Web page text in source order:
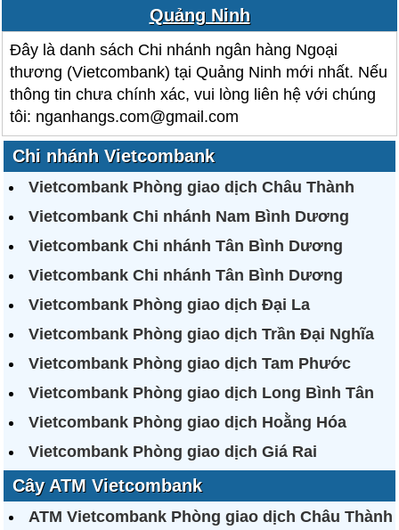
Quảng Ninh
Đây là danh sách Chi nhánh ngân hàng Ngoại
thương (Vietcombank) tại Quảng Ninh mới nhất. Nếu
thông tin chưa chính xác, vui lòng liên hệ với chúng
tôi: nganhangs.com@gmail.com
Chi nhánh Vietcombank
Vietcombank Phòng giao dịch Châu Thành
Vietcombank Chi nhánh Nam Bình Dương
Vietcombank Chi nhánh Tân Bình Dương
Vietcombank Chi nhánh Tân Bình Dương
Vietcombank Phòng giao dịch Đại La
Vietcombank Phòng giao dịch Trần Đại Nghĩa
Vietcombank Phòng giao dịch Tam Phước
Vietcombank Phòng giao dịch Long Bình Tân
Vietcombank Phòng giao dịch Hoằng Hóa
Vietcombank Phòng giao dịch Giá Rai
Cây ATM Vietcombank
ATM Vietcombank Phòng giao dịch Châu Thành